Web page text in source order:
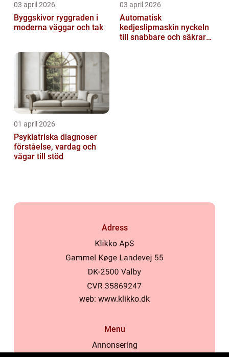
03 april 2026
Byggskivor ryggraden i
moderna väggar och tak
03 april 2026
Automatisk
kedjeslipmaskin nyckeln
till snabbare och säkrare
01 april 2026
Psykiatriska diagnoser
förståelse, vardag och
vägar till stöd
Adress
web: www.klikko.dk
Menu
Annonsering